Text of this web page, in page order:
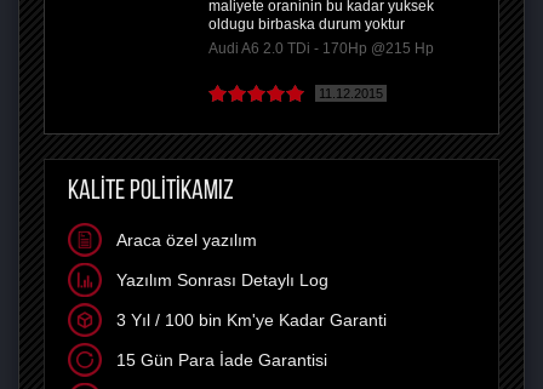
maliyete oraninin bu kadar yuksek
oldugu birbaska durum yoktur
Audi A6 2.0 TDi - 170Hp @215 Hp
11.12.2015
KALİTE POLİTİKAMIZ
Araca özel yazılım
Yazılım Sonrası Detaylı Log
3 Yıl / 100 bin Km'ye Kadar Garanti
15 Gün Para İade Garantisi